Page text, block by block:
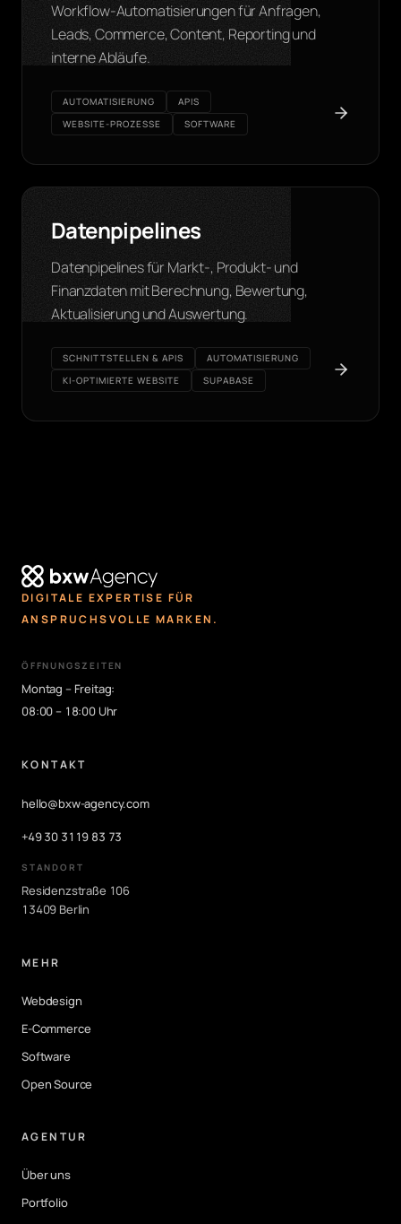
Workflow-Automatisierungen für Anfragen,
Leads, Commerce, Content, Reporting und
interne Abläufe.
AUTOMATISIERUNG
APIS
WEBSITE-PROZESSE
SOFTWARE
Datenpipelines
Datenpipelines für Markt-, Produkt- und
Finanzdaten mit Berechnung, Bewertung,
Aktualisierung und Auswertung.
SCHNITTSTELLEN & APIS
AUTOMATISIERUNG
KI-OPTIMIERTE WEBSITE
SUPABASE
DIGITALE EXPERTISE FÜR
ANSPRUCHSVOLLE MARKEN.
ÖFFNUNGSZEITEN
Montag – Freitag:
08:00 – 18:00 Uhr
KONTAKT
hello@bxw-agency.com
+49 30 3119 83 73
STANDORT
Residenzstraße 106
13409 Berlin
MEHR
Webdesign
E-Commerce
Software
Open Source
AGENTUR
Über uns
Portfolio